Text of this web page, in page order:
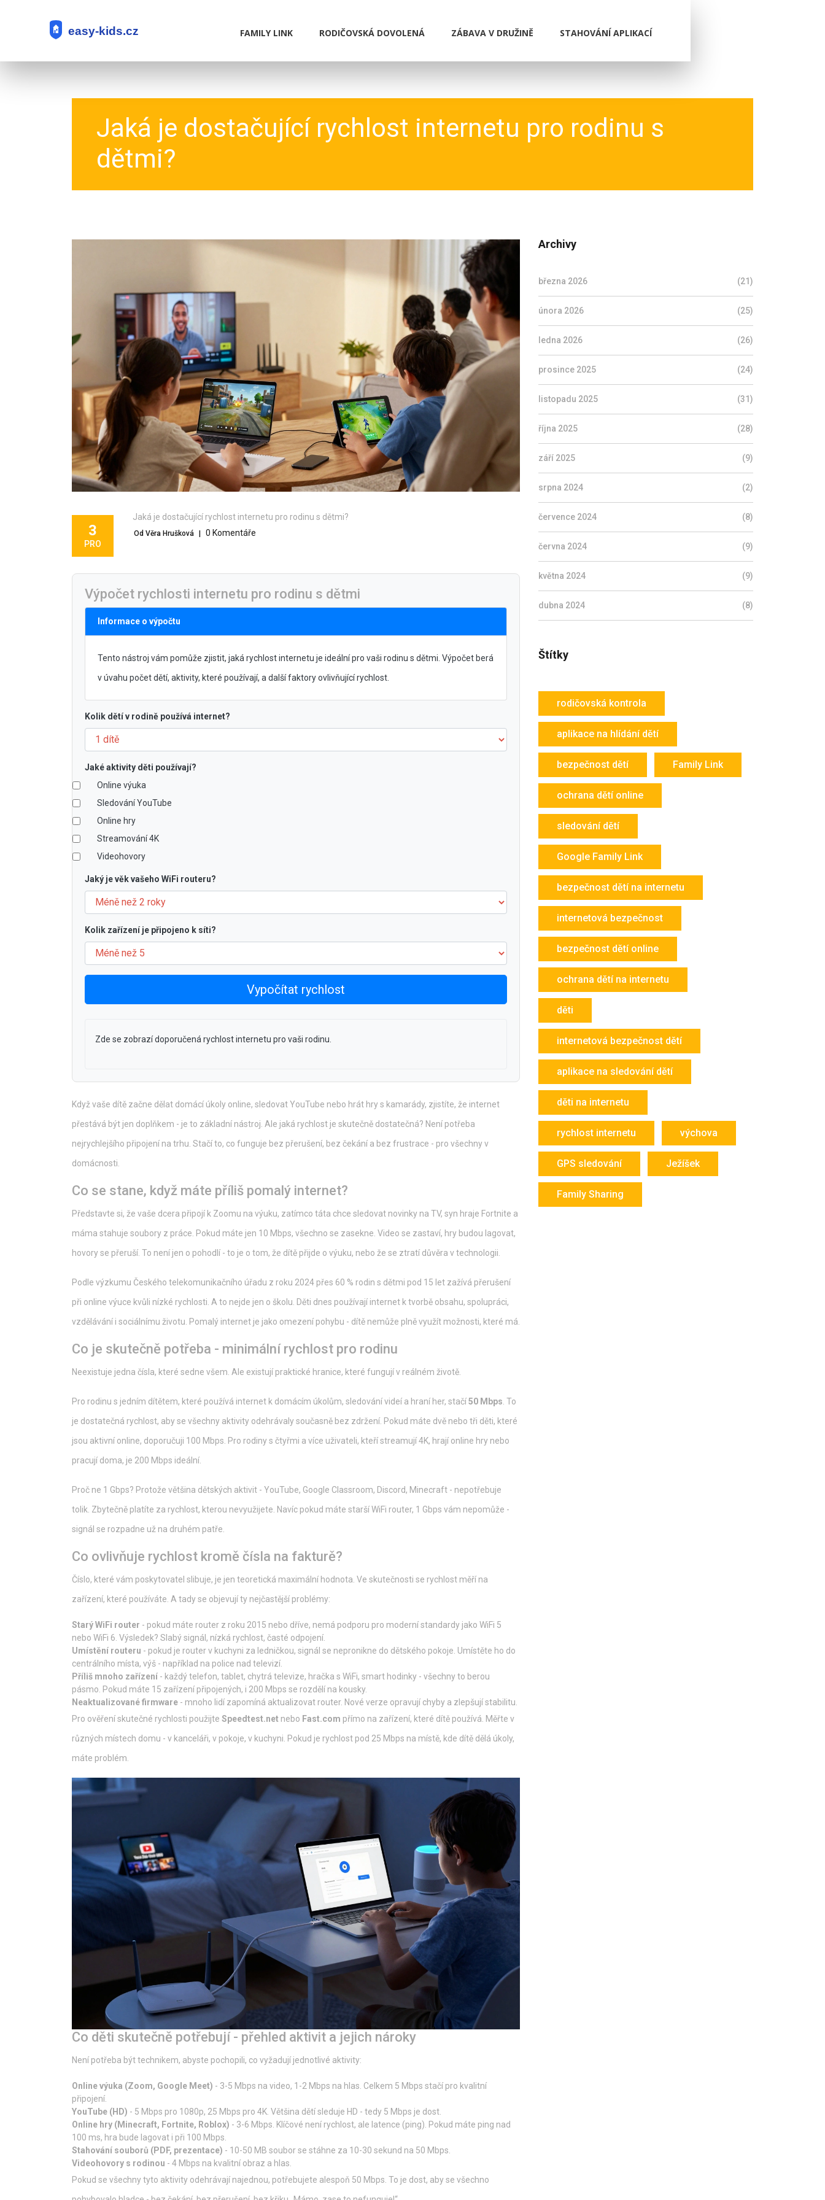
FAMILY LINK RODIČOVSKÁ DOVOLENÁ ZÁBAVA V DRUŽINĚ STAHOVÁNÍ APLIKACÍ
Jaká je dostačující rychlost internetu pro rodinu s
dětmi?
3
PRO
Jaká je dostačující rychlost internetu pro rodinu s dětmi?
Od Věra Hrušková | 0 Komentáře
Výpočet rychlosti internetu pro rodinu s dětmi
Informace o výpočtu
Tento nástroj vám pomůže zjistit, jaká rychlost internetu je ideální pro vaši rodinu s dětmi. Výpočet berá
v úvahu počet dětí, aktivity, které používají, a další faktory ovlivňující rychlost.
Kolik dětí v rodině používá internet?
Jaké aktivity děti používají?
Online výuka
Sledování YouTube
Online hry
Streamování 4K
Videohovory
Jaký je věk vašeho WiFi routeru?
Kolik zařízení je připojeno k síti?
Vypočítat rychlost
Zde se zobrazí doporučená rychlost internetu pro vaši rodinu.
Když vaše dítě začne dělat domácí úkoly online, sledovat YouTube nebo hrát hry s kamarády, zjistíte, že internet
přestává být jen doplňkem - je to základní nástroj. Ale jaká rychlost je skutečně dostatečná? Není potřeba
nejrychlejšího připojení na trhu. Stačí to, co funguje bez přerušení, bez čekání a bez frustrace - pro všechny v
domácnosti.
Co se stane, když máte příliš pomalý internet?
Představte si, že vaše dcera připojí k Zoomu na výuku, zatímco táta chce sledovat novinky na TV, syn hraje Fortnite a
máma stahuje soubory z práce. Pokud máte jen 10 Mbps, všechno se zasekne. Video se zastaví, hry budou lagovat,
hovory se přeruší. To není jen o pohodlí - to je o tom, že dítě přijde o výuku, nebo že se ztratí důvěra v technologii.
Podle výzkumu Českého telekomunikačního úřadu z roku 2024 přes 60 % rodin s dětmi pod 15 let zažívá přerušení
při online výuce kvůli nízké rychlosti. A to nejde jen o školu. Děti dnes používají internet k tvorbě obsahu, spolupráci,
vzdělávání i sociálnímu životu. Pomalý internet je jako omezení pohybu - dítě nemůže plně využít možnosti, které má.
Co je skutečně potřeba - minimální rychlost pro rodinu
Neexistuje jedna čísla, které sedne všem. Ale existují praktické hranice, které fungují v reálném životě.
Pro rodinu s jedním dítětem, které používá internet k domácím úkolům, sledování videí a hraní her, stačí50 Mbps . To
je dostatečná rychlost, aby se všechny aktivity odehrávaly současně bez zdržení. Pokud máte dvě nebo tři děti, které
jsou aktivní online, doporučuji 100 Mbps. Pro rodiny s čtyřmi a více uživateli, kteří streamují 4K, hrají online hry nebo
pracují doma, je 200 Mbps ideální.
Proč ne 1 Gbps? Protože většina dětských aktivit - YouTube, Google Classroom, Discord, Minecraft - nepotřebuje
tolik. Zbytečně platíte za rychlost, kterou nevyužijete. Navíc pokud máte starší WiFi router, 1 Gbps vám nepomůže -
signál se rozpadne už na druhém patře.
Co ovlivňuje rychlost kromě čísla na fakturě?
Číslo, které vám poskytovatel slibuje, je jen teoretická maximální hodnota. Ve skutečnosti se rychlost měří na
zařízení, které používáte. A tady se objevují ty nejčastější problémy:
Starý WiFi router - pokud máte router z roku 2015 nebo dříve, nemá podporu pro moderní standardy jako WiFi 5
nebo WiFi 6. Výsledek? Slabý signál, nízká rychlost, časté odpojení.
Umístění routeru - pokud je router v kuchyni za ledničkou, signál se nepronikne do dětského pokoje. Umístěte ho do
centrálního místa, výš - například na police nad televizí.
Příliš mnoho zařízení - každý telefon, tablet, chytrá televize, hračka s WiFi, smart hodinky - všechny to berou
pásmo. Pokud máte 15 zařízení připojených, i 200 Mbps se rozdělí na kousky.
Neaktualizované firmware - mnoho lidí zapomíná aktualizovat router. Nové verze opravují chyby a zlepšují stabilitu.
Pro ověření skutečné rychlosti použijte Speedtest.net nebo Fast.com přímo na zařízení, které dítě používá. Měřte v
různých místech domu - v kanceláři, v pokoje, v kuchyni. Pokud je rychlost pod 25 Mbps na místě, kde dítě dělá úkoly,
máte problém.
Co děti skutečně potřebují - přehled aktivit a jejich nároky
Není potřeba být technikem, abyste pochopili, co vyžadují jednotlivé aktivity:
Online výuka (Zoom, Google Meet) - 3-5 Mbps na video, 1-2 Mbps na hlas. Celkem 5 Mbps stačí pro kvalitní
připojení.
YouTube (HD) - 5 Mbps pro 1080p, 25 Mbps pro 4K. Většina dětí sleduje HD - tedy 5 Mbps je dost.
Online hry (Minecraft, Fortnite, Roblox) - 3-6 Mbps. Klíčové není rychlost, ale latence (ping). Pokud máte ping nad
100 ms, hra bude lagovat i při 100 Mbps.
Stahování souborů (PDF, prezentace) - 10-50 MB soubor se stáhne za 10-30 sekund na 50 Mbps.
Videohovory s rodinou - 4 Mbps na kvalitní obraz a hlas.
Pokud se všechny tyto aktivity odehrávají najednou, potřebujete alespoň 50 Mbps. To je dost, aby se všechno
Archivy
března 2026 (21)
února 2026 (25)
ledna 2026 (26)
prosince 2025 (24)
listopadu 2025 (31)
října 2025 (28)
září 2025 (9)
srpna 2024 (2)
července 2024 (8)
června 2024 (9)
května 2024 (9)
dubna 2024 (8)
Štítky
rodičovská kontrola
aplikace na hlídání dětí
bezpečnost dětí Family Link
ochrana dětí online
sledování dětí
Google Family Link
bezpečnost dětí na internetu
internetová bezpečnost
bezpečnost dětí online
ochrana dětí na internetu
děti
internetová bezpečnost dětí
aplikace na sledování dětí
děti na internetu
rychlost internetu výchova
GPS sledování Ježíšek
Family Sharing